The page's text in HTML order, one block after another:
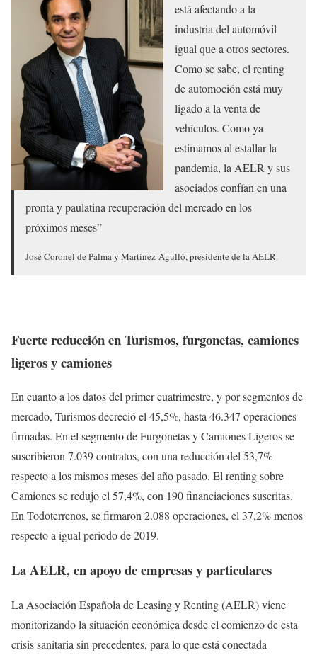
está afectando a la
industria del automóvil
igual que a otros sectores.
Como se sabe, el renting
de automoción está muy
ligado a la venta de
vehículos. Como ya
estimamos al estallar la
pandemia, la AELR y sus
asociados confían en una
pronta y paulatina recuperación del mercado en los
próximos meses”
José Coronel de Palma y Martínez-Agulló, presidente de la AELR.
Fuerte reducción en Turismos, furgonetas, camiones
ligeros y camiones
En cuanto a los datos del primer cuatrimestre, y por segmentos de
mercado, Turismos decreció el 45,5%, hasta 46.347 operaciones
firmadas. En el segmento de Furgonetas y Camiones Ligeros se
suscribieron 7.039 contratos, con una reducción del 53,7%
respecto a los mismos meses del año pasado. El renting sobre
Camiones se redujo el 57,4%, con 190 financiaciones suscritas.
En Todoterrenos, se firmaron 2.088 operaciones, el 37,2% menos
respecto a igual periodo de 2019.
La AELR, en apoyo de empresas y particulares
La Asociación Española de Leasing y Renting (AELR) viene
monitorizando la situación económica desde el comienzo de esta
crisis sanitaria sin precedentes, para lo que está conectada